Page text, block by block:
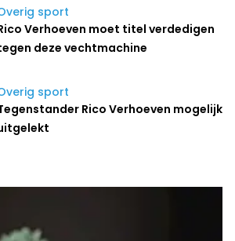
sport
Verhoeven moet titel verdedigen
deze vechtmachine
sport
Rico Verhoeven mogelijk